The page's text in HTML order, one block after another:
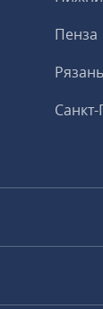
Пенза
Рязань